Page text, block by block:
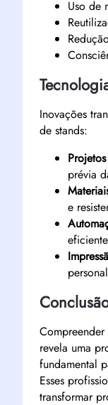
Uso de
Inovações
de stands:
prévia
e
revela uma
fundamental
Esses
transformar